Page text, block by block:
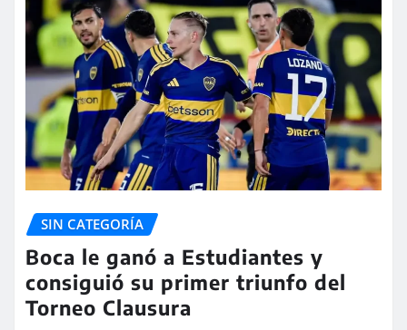
SIN CATEGORÍA
Boca le ganó a Estudiantes y
consiguió su primer triunfo del
Torneo Clausura